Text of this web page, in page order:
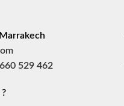
529 462